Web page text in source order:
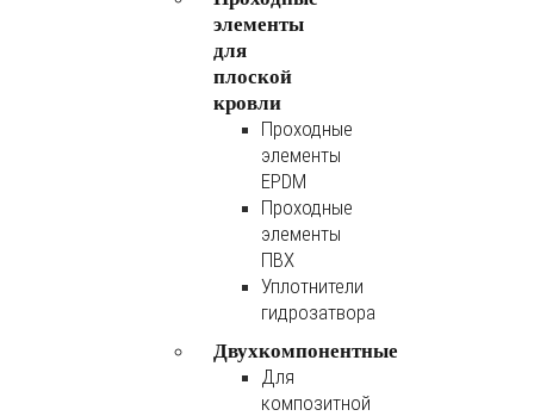
элементы
для
плоской
кровли
Проходные
элементы
EPDM
Проходные
элементы
ПВХ
Уплотнители
гидрозатвора
Двухкомпонентные
Для
композитной